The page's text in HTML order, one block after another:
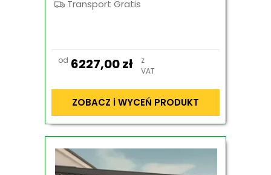
Transport Gratis
od 6227,00zł
z
VAT
ZOBACZ i WYCEŃ PRODUKT